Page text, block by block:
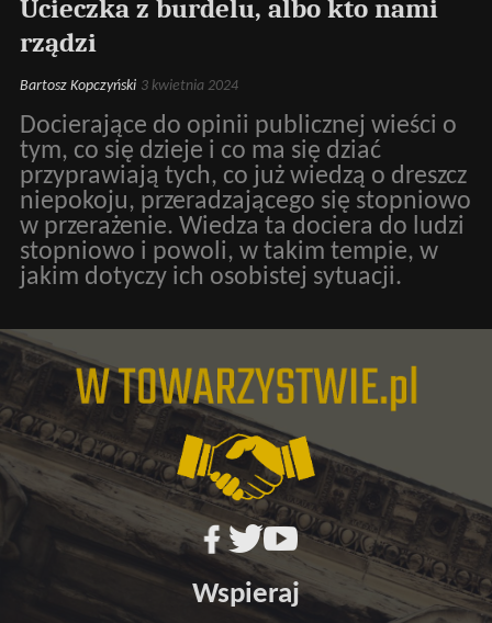
Ucieczka z burdelu, albo kto nami
rządzi
Bartosz Kopczyński 3 kwietnia 2024
Docierające do opinii publicznej wieści o
tym, co się dzieje i co ma się dziać
przyprawiają tych, co już wiedzą o dreszcz
niepokoju, przeradzającego się stopniowo
w przerażenie. Wiedza ta dociera do ludzi
stopniowo i powoli, w takim tempie, w
jakim dotyczy ich osobistej sytuacji.
Wspieraj